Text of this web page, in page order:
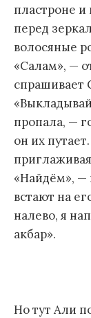
пластроне и
перед
волосяные
«Салам», —
спрашивает
пропала, —
он их
«Найдём», —
встают на
налево, я
акбар».
Но тут Али